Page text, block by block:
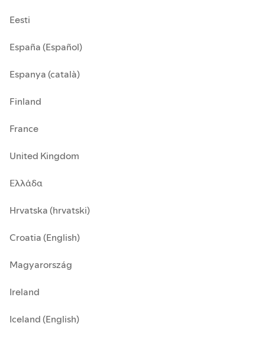
Eesti
España (Español)
Espanya (català)
Finland
France
United Kingdom
Ελλάδα
Hrvatska (hrvatski)
Croatia (English)
Magyarország
Ireland
Iceland (English)